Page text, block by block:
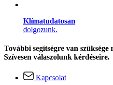
Klímatudatosan
dolgozunk.
További segítségre van szüksége
Szívesen válaszolunk kérdéseire.
Kapcsolat